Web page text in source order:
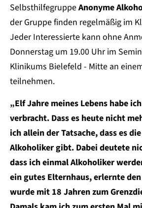
SelbsthilfegruppeAnonyme
der Gruppe finden regelmäßig im
Jeder Interessierte kann ohne
Donnerstag um 19.00 Uhr im
Klinikums Bielefeld - Mitte an
teilnehmen.
„Elf Jahre meines Lebens habe
verbracht. Dass es heute nicht
ich allein der Tatsache, dass es
Alkoholiker gibt. Dabei deutete
dass ich einmal Alkoholiker
ein gutes Elternhaus, erlernte
wurde mit 18 Jahren zum